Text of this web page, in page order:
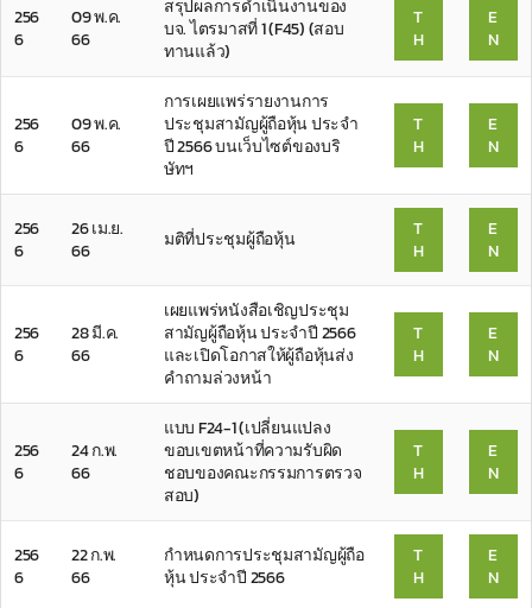
256
6
09 พ.ค.
66
สรุปผลการดำเนินงานของ
บจ. ไตรมาสที่ 1 (F45) (สอบ
ทานแล้ว)
T
H
E
N
256
6
09 พ.ค.
66
การเผยแพร่รายงานการ
ประชุมสามัญผู้ถือหุ้น ประจำ
ปี 2566 บนเว็บไซต์ของบริ
ษัทฯ
T
H
E
N
256
6
26 เม.ย.
66
มติที่ประชุมผู้ถือหุ้น
T
H
E
N
256
6
28 มี.ค.
66
เผยแพร่หนังสือเชิญประชุม
สามัญผู้ถือหุ้น ประจำปี 2566
และเปิดโอกาสให้ผู้ถือหุ้นส่ง
คำถามล่วงหน้า
T
H
E
N
256
6
24 ก.พ.
66
แบบ F24-1 (เปลี่ยนแปลง
ขอบเขตหน้าที่ความรับผิด
ชอบของคณะกรรมการตรวจ
สอบ)
T
H
E
N
256
6
22 ก.พ.
66
กำหนดการประชุมสามัญผู้ถือ
หุ้น ประจำปี 2566
T
H
E
N